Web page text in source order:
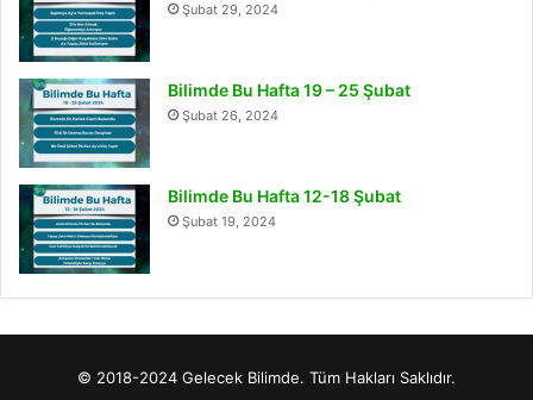
Şubat 29, 2024
Bilimde Bu Hafta 19 – 25 Şubat
Şubat 26, 2024
Bilimde Bu Hafta 12-18 Şubat
Şubat 19, 2024
© 2018-2024 Gelecek Bilimde. Tüm Hakları Saklıdır.